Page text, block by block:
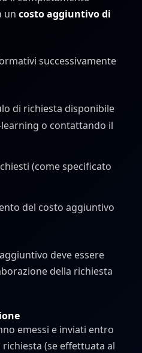
un costo aggiuntivo di
successivamente
di richiesta disponibile
o contattando il
(come specificato
del costo aggiuntivo
deve essere
della richiesta
emessi e inviati entro
(se effettuata al